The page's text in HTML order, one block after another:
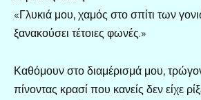
«Γλυκιά μου, χαμός στο σπίτι των
ξανακούσει τέτοιες φωνές.»
Καθόμουν στο διαμέρισμά μου,
πίνοντας κρασί που κανείς δεν είχε